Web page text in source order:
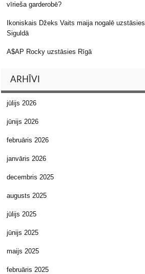
vīrieša garderobē?
Ikoniskais Džeks Vaits maija nogalē uzstāsies
Siguldā
A$AP Rocky uzstāsies Rīgā
ARHĪVI
jūlijs 2026
jūnijs 2026
februāris 2026
janvāris 2026
decembris 2025
augusts 2025
jūlijs 2025
jūnijs 2025
maijs 2025
februāris 2025